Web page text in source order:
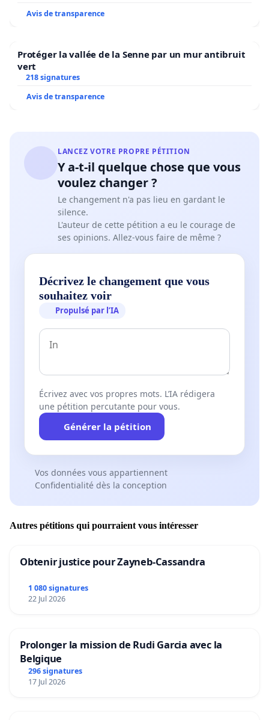
Avis de transparence
Protéger la vallée de la Senne par un mur antibruit
vert
218 signatures
Avis de transparence
LANCEZ VOTRE PROPRE PÉTITION
Y a-t-il quelque chose que vous
voulez changer ?
Le changement n'a pas lieu en gardant le
silence.
L'auteur de cette pétition a eu le courage de
ses opinions. Allez-vous faire de même ?
Décrivez le changement que vous
souhaitez voir
Propulsé par l’IA
Écrivez avec vos propres mots. L’IA rédigera
une pétition percutante pour vous.
Générer la pétition
Vos données vous appartiennent
Confidentialité dès la conception
Autres pétitions qui pourraient vous intéresser
Obtenir justice pour Zayneb-Cassandra
1 080 signatures
22 Jul 2026
Prolonger la mission de Rudi Garcia avec la
Belgique
296 signatures
17 Jul 2026